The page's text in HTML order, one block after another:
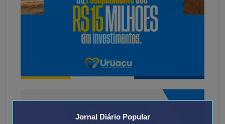
Jornal Diário Popular